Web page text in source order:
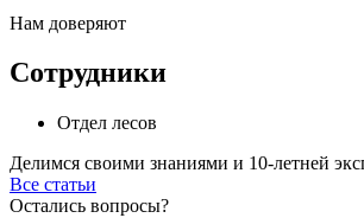
Нам доверяют
Сотрудники
Отдел лесов
Делимся своими знаниями и 10-летней
Все статьи
Остались вопросы?